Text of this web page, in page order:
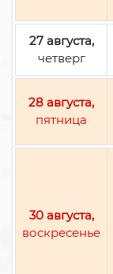
27 августа,
четверг
28 августа,
пятница
30 августа,
воскресенье